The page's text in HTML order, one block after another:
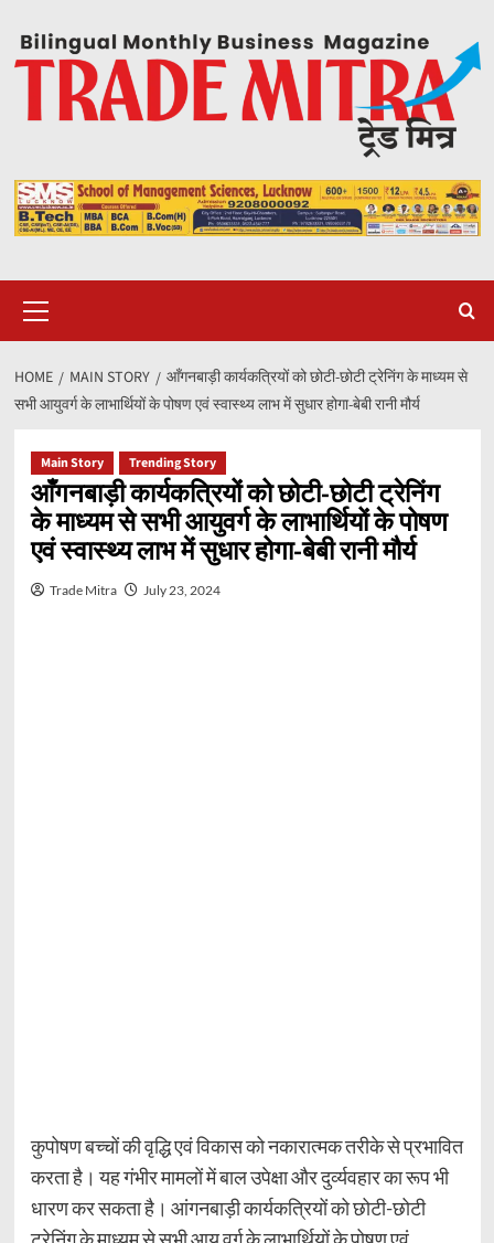
content
Menu
HOME MAIN STORY
आँगनबाड़ी कार्यकत्रियों को छोटी-छोटी ट्रेनिंग के माध्यम से
सभी आयुवर्ग के लाभार्थियों के पोषण एवं स्वास्थ्य लाभ में सुधार होगा-बेबी रानी मौर्य
Main Story Trending Story
आँगनबाड़ी कार्यकत्रियों को छोटी-छोटी ट्रेनिंग
के माध्यम से सभी आयुवर्ग के लाभार्थियों के पोषण
एवं स्वास्थ्य लाभ में सुधार होगा-बेबी रानी मौर्य
Trade Mitra July 23, 2024
कुपोषण बच्चों की वृद्धि एवं विकास को नकारात्मक तरीके से प्रभावित
करता है। यह गंभीर मामलों में बाल उपेक्षा और दुर्व्यवहार का रूप भी
धारण कर सकता है। आंगनबाड़ी कार्यकत्रियों को छोटी-छोटी